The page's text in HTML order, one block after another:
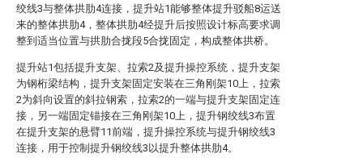
绞线3与整体拱肋4连接，提升站1能够整体提升驳船8运送
来的整体拱肋4，整体拱肋4经提升后按照设计标高要求调
整到适当位置与拱肋合拢段5合拢固定，构成整体拱桥。
提升站1包括提升支架、拉索2及提升操控系统，提升支架
为钢桁梁结构，提升支架固定安装在三角刚架10上，拉索
2为斜向设置的斜拉钢索，拉索2的一端与提升支架固定连
接，另一端固定锚接在三角刚架10上，提升钢绞线3布置
在提升支架的悬臂11前端，提升操控系统与提升钢绞线3
连接，用于控制提升钢绞线3以提升整体拱肋4。